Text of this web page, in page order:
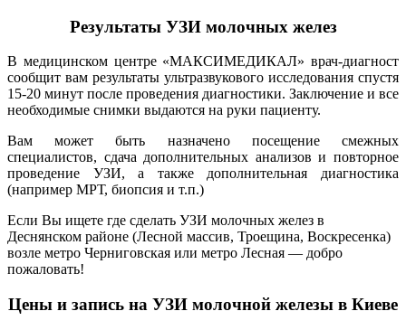
Результаты УЗИ молочных желез
В медицинском центре «МАКСИМЕДИКАЛ» врач-диагност
сообщит вам результаты ультразвукового исследования спустя
15-20 минут после проведения диагностики. Заключение и все
необходимые снимки выдаются на руки пациенту.
Вам может быть назначено посещение смежных
специалистов, сдача дополнительных анализов и повторное
проведение УЗИ, а также дополнительная диагностика
(например МРТ, биопсия и т.п.)
Если Вы ищете где сделать УЗИ молочных желез в
Деснянском районе (Лесной массив, Троещина, Воскресенка)
возле метро Черниговская или метро Лесная — добро
пожаловать!
Цены и запись на УЗИ молочной железы в Киеве